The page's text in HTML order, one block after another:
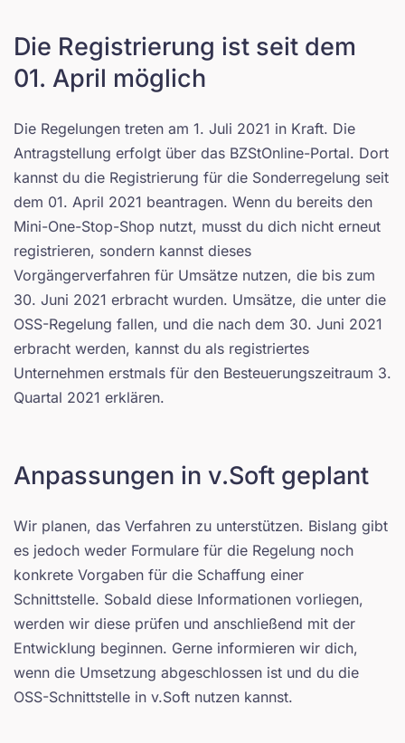
Die Registrierung ist seit dem
01. April möglich
Die Regelungen treten am 1. Juli 2021 in Kraft. Die
Antragstellung erfolgt über das BZStOnline-Portal. Dort
kannst du die Registrierung für die Sonderregelung seit
dem 01. April 2021 beantragen. Wenn du bereits den
Mini-One-Stop-Shop nutzt, musst du dich nicht erneut
registrieren, sondern kannst dieses
Vorgängerverfahren für Umsätze nutzen, die bis zum
30. Juni 2021 erbracht wurden. Umsätze, die unter die
OSS-Regelung fallen, und die nach dem 30. Juni 2021
erbracht werden, kannst du als registriertes
Unternehmen erstmals für den Besteuerungszeitraum 3.
Quartal 2021 erklären.
Anpassungen in v.Soft geplant
Wir planen, das Verfahren zu unterstützen. Bislang gibt
es jedoch weder Formulare für die Regelung noch
konkrete Vorgaben für die Schaffung einer
Schnittstelle. Sobald diese Informationen vorliegen,
werden wir diese prüfen und anschließend mit der
Entwicklung beginnen. Gerne informieren wir dich,
wenn die Umsetzung abgeschlossen ist und du die
OSS-Schnittstelle in v.Soft nutzen kannst.